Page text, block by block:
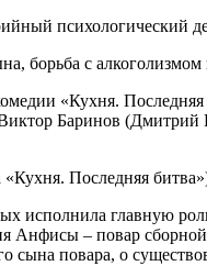
психологический
борьба с
«Кухня.
Баринов
Последняя
главную
Анфисы – повар
повара, о